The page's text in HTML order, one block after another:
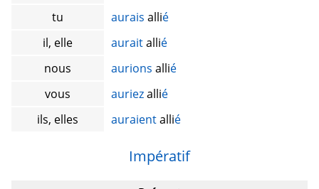
tu
aurais allié
il, elle
auraitallié
nous
aurions allié
vous
auriezallié
ils, elles
auraientallié
Impératif